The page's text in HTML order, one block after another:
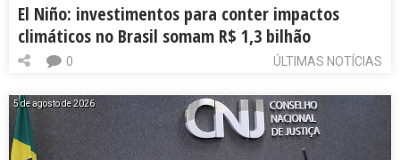
El Niño: investimentos para conter impactos
climáticos no Brasil somam R$ 1,3 bilhão
ÚLTIMAS NOTÍCIAS
0
5 de agosto de 2026